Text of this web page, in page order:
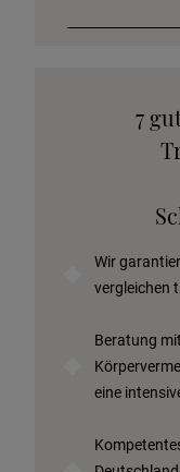
7
Wir
vergleichen
Beratung
eine